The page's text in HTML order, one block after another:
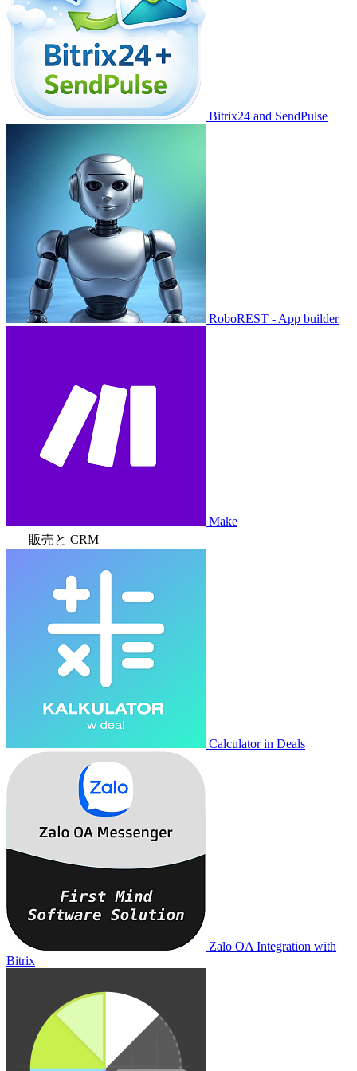
Bitrix24 and SendPulse
RoboREST - App builder
Make
販売と CRM
Calculator in Deals
Zalo OA Integration with
Bitrix